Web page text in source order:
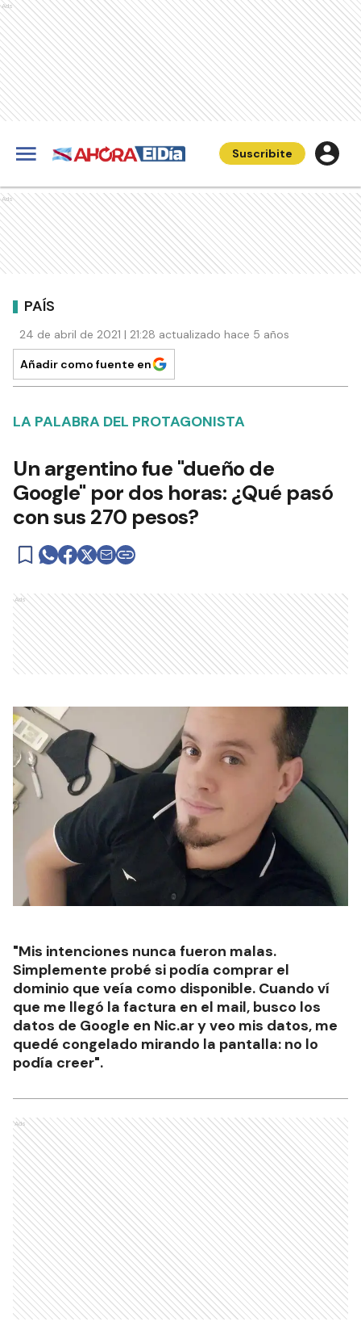
Ads
Suscribite
Ads
PAÍS
24 de abril de 2021 | 21:28 actualizado hace 5 años
Añadir como fuente en
LA PALABRA DEL PROTAGONISTA
Un argentino fue "dueño de
Google" por dos horas: ¿Qué pasó
con sus 270 pesos?
Ads
"Mis intenciones nunca fueron malas.
Simplemente probé si podía comprar el
dominio que veía como disponible. Cuando ví
que me llegó la factura en el mail, busco los
datos de Google en Nic.ar y veo mis datos, me
quedé congelado mirando la pantalla: no lo
podía creer".
Ads